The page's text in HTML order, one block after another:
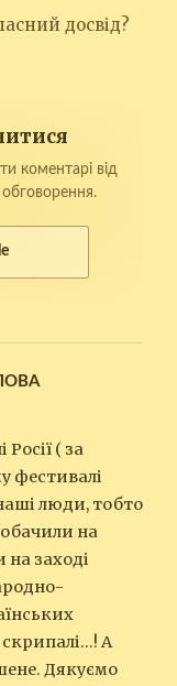
досвід?
коментарі від
( за
фестивалі
люди, тобто
на
на заході
А
Дякуємо